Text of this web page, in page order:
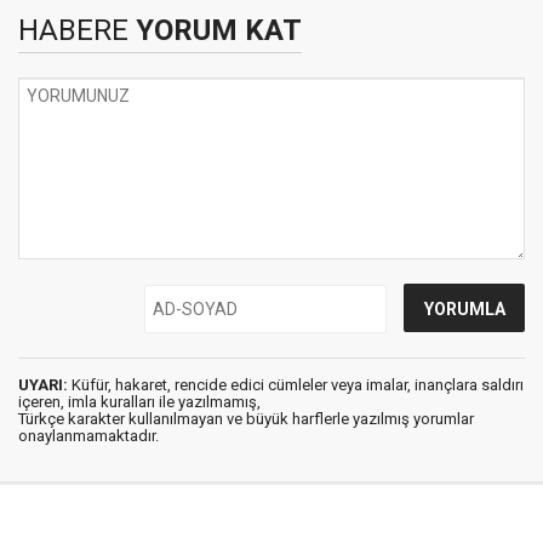
HABERE YORUM KAT
UYARI: Küfür, hakaret, rencide edici cümleler veya imalar, inançlara saldırı
içeren, imla kuralları ile yazılmamış,
Türkçe karakter kullanılmayan ve büyük harflerle yazılmış yorumlar
onaylanmamaktadır.